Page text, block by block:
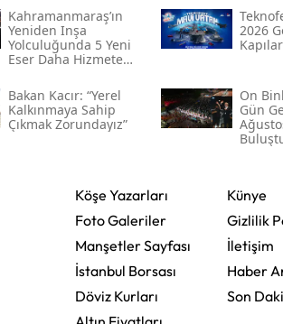
Kahramanmaraş’ın
Yeniden Inşa
Yolculuğunda 5 Yeni
Eser Daha Hizmete
2026
Bakan Kacır: “yerel
Kalkınmaya Sahip
Çıkmak Zorundayız”
On
Gün
Köşe Yazarları
Foto Galeriler
Manşetler Sayfası
İstanbul Borsası
Döviz Kurları
Künye
Gizlilik
İletişim
Haber
Son